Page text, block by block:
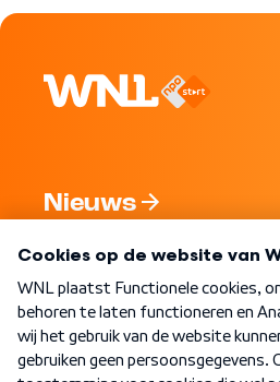
Nieuws
Nieuwsbrief
Word Lid